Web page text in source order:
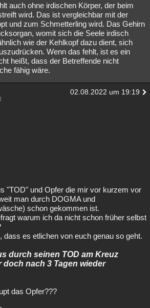
auch ohne irdischen Körper, der beim
wird. Das ist vergleichbar mit der
und zum Schmetterling wird. Das Gehirn
womit sich die Seele irdisch
wie der Kehlkopf dazu dient, sich
Wenn das fehlt, ist es ein
heißt, dass der Betreffende nicht
fähig wäre.
02.08.2022 um 19:19
"TOD" und Opfer die mir vor kurzem vor
man durch DOGMA und
schon gekommen ist.
warum ich da nicht schon früher selbst
dass es etlichen von euch genau so geht.
durch seinen TOD am Kreuz
doch nach 3 Tagen wieder
das Opfer???